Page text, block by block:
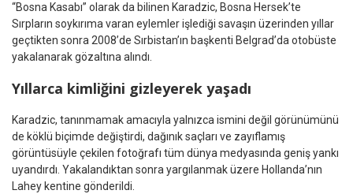
“Bosna Kasabı” olarak da bilinen Karadzic, Bosna Hersek’te
Sırpların soykırıma varan eylemler işlediği savaşın üzerinden yıllar
geçtikten sonra 2008’de Sırbistan’ın başkenti Belgrad’da otobüste
yakalanarak gözaltına alındı.
Yıllarca kimliğini gizleyerek yaşadı
Karadzic, tanınmamak amacıyla yalnızca ismini değil görünümünü
de köklü biçimde değiştirdi, dağınık saçları ve zayıflamış
görüntüsüyle çekilen fotoğrafı tüm dünya medyasında geniş yankı
uyandırdı. Yakalandıktan sonra yargılanmak üzere Hollanda’nın
Lahey kentine gönderildi.